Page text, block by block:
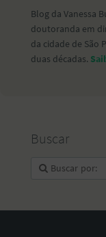
Blog da Vanessa
doutoranda em
da cidade de São
duas décadas.
Buscar